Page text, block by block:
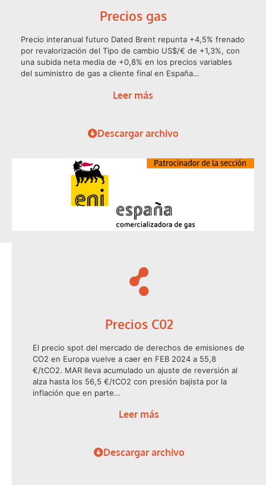
Precios gas
Precio interanual futuro Dated Brent repunta +4,5% frenado
por revalorización del Tipo de cambio US$/€ de +1,3%, con
una subida neta media de +0,8% en los precios variables
del suministro de gas a cliente final en España…
Leer más
Descargar archivo
Precios C02
El precio spot del mercado de derechos de emisiones de
CO2 en Europa vuelve a caer en FEB 2024 a 55,8
€/tCO2. MAR lleva acumulado un ajuste de reversión al
alza hasta los 56,5 €/tCO2 con presión bajista por la
inflación que en parte…
Leer más
Descargar archivo